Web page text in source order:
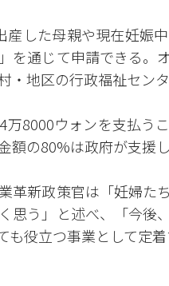
した母親や現在妊娠
を通じて申請できる。
・地区の行政福祉セン
8000ウォンを支払う
額の80%は政府が支援
革新政策官は「妊婦た
思う」と述べ、「今後
も役立つ事業として定